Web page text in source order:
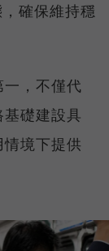
確保維持穩
，不僅代
礎建設具
境下提供